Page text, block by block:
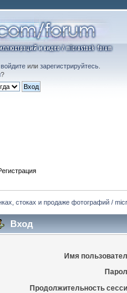
войдитеили зарегистрируйтесь.
?
стоках и продаже фотографий /
Вход
Имя
Продолжительность